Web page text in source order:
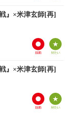
』×米津玄師[再]
』×米津玄師[再]